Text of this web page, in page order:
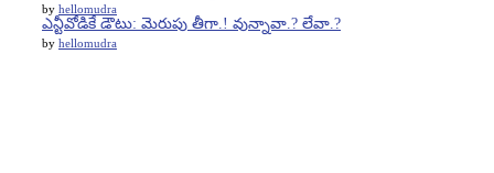
by hellomudra
ఎన్టీవోడికే డౌటు: మెరుపు తీగా.! వున్నావా.? లేవా.?
by hellomudra